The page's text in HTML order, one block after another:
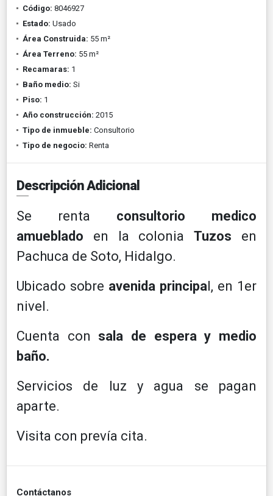
Código: 8046927
Estado: Usado
Área Construida: 55 m²
Área Terreno: 55 m²
Recamaras: 1
Baño medio: Si
Piso: 1
Año construcción: 2015
Tipo de inmueble: Consultorio
Tipo de negocio: Renta
Descripción Adicional
Se renta consultorio medico
amueblado en la coloniaTuzos en
Pachuca de Soto, Hidalgo.
Ubicado sobre avenida principal, en 1er
nivel.
Cuenta con sala de espera y medio
baño.
Servicios de luz y agua se pagan
aparte.
Visita con prevía cita.
Contáctanos